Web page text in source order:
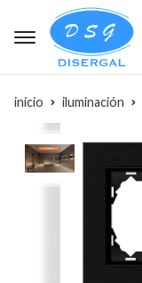
inicio iluminación